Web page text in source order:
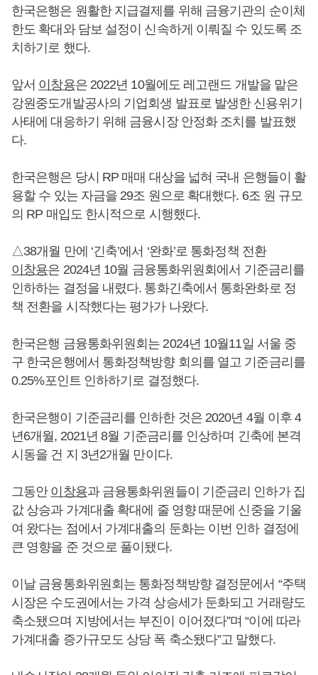
한국은행은 원활한 지급결제를 위해 금융기관의 순이체
한도 확대와 담보 설정이 신속하게 이뤄질 수 있도록 조
치하기로 했다.
앞서 이창용은 2022년 10월에도 레고랜드 개발을 맡은
강원중도개발공사의 기업회생 발표로 발생한 신용위기
사태에 대응하기 위해 금융시장 안정화 조치를 발표했
다.
한국은행은 당시 RP 매매 대상을 넓혀 국내 은행들이 활
용할 수 있는 자금을 29조 원으로 확대했다. 6조 원 규모
의 RP 매입도 한시적으로 시행했다.
△38개월 만에 ‘긴축’에서 ‘완화’로 통화정책 전환
이창용은 2024년 10월 금융통화위원회에서 기준금리를
인하하는 결정을 내렸다. 통화긴축에서 통화완화로 정
책 전환을 시작했다는 평가가 나왔다.
한국은행 금융통화위원회는 2024년 10월11일 서울 중
구 한국은행에서 통화정책방향 회의를 열고 기준금리를
0.25%포인트 인하하기로 결정했다.
한국은행이 기준금리를 인하한 것은 2020년 4월 이후 4
년6개월, 2021년 8월 기준금리를 인상하며 긴축에 본격
시동을 건 지 3년2개월 만이다.
그동안 이창용과 금융통화위원들이 기준금리 인하가 집
값 상승과 가계대출 확대에 줄 영향 때문에 신중을 기울
여 왔다는 점에서 가계대출의 둔화는 이번 인하 결정에
큰 영향을 준 것으로 풀이됐다.
이날 금융통화위원회는 통화정책방향 결정문에서 “주택
시장은 수도권에서는 가격 상승세가 둔화되고 거래량도
축소됐으며 지방에서는 부진이 이어졌다”며 “이에 따라
가계대출 증가규모도 상당 폭 축소됐다”고 말했다.